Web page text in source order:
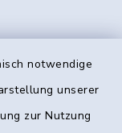
notwendige
unserer
zur Nutzung